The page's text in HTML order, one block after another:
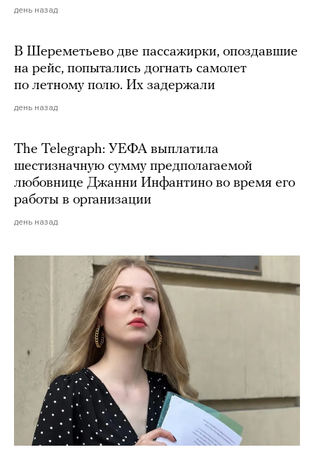
день назад
В Шереметьево две пассажирки, опоздавшие
на рейс, попытались догнать самолет
по летному полю. Их задержали
день назад
The Telegraph: УЕФА выплатила
шестизначную сумму предполагаемой
любовнице Джанни Инфантино во время его
работы в организации
день назад